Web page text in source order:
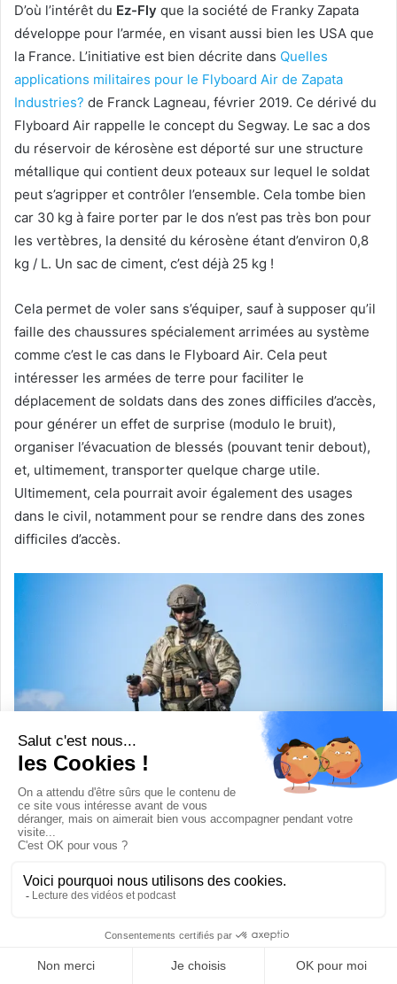
D’où l’intérêt du Ez-Fly que la société de Franky Zapata
développe pour l’armée, en visant aussi bien les USA que
la France. L’initiative est bien décrite dans Quelles
applications militaires pour le Flyboard Air de Zapata
Industries? de Franck Lagneau, février 2019. Ce dérivé du
Flyboard Air rappelle le concept du Segway. Le sac a dos
du réservoir de kérosène est déporté sur une structure
métallique qui contient deux poteaux sur lequel le soldat
peut s’agripper et contrôler l’ensemble. Cela tombe bien
car 30 kg à faire porter par le dos n’est pas très bon pour
les vertèbres, la densité du kérosène étant d’environ 0,8
kg / L. Un sac de ciment, c’est déjà 25 kg !
Cela permet de voler sans s’équiper, sauf à supposer qu’il
faille des chaussures spécialement arrimées au système
comme c’est le cas dans le Flyboard Air. Cela peut
intéresser les armées de terre pour faciliter le
déplacement de soldats dans des zones difficiles d’accès,
pour générer un effet de surprise (modulo le bruit),
organiser l’évacuation de blessés (pouvant tenir debout),
et, ultimement, transporter quelque charge utile.
Ultimement, cela pourrait avoir également des usages
dans le civil, notamment pour se rendre dans des zones
difficiles d’accès.
Defensewerx
qui résulte d’un partenariat entre leDoolittle